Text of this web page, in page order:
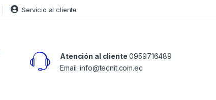
Servicio al cliente
Atención al cliente 0959716489
Email: info@tecnit.com.ec